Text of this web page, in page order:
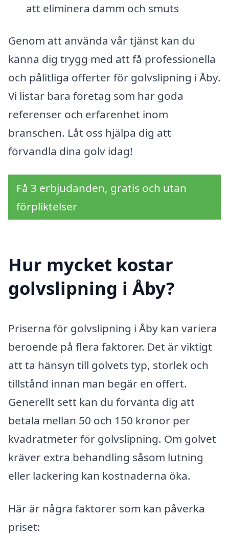
att eliminera damm och smuts
Genom att använda vår tjänst kan du
känna dig trygg med att få professionella
och pålitliga offerter för golvslipning i Åby.
Vi listar bara företag som har goda
referenser och erfarenhet inom
branschen. Låt oss hjälpa dig att
förvandla dina golv idag!
Få 3 erbjudanden, gratis och utan
förpliktelser
Hur mycket kostar
golvslipning i Åby?
Priserna för golvslipning i Åby kan variera
beroende på flera faktorer. Det är viktigt
att ta hänsyn till golvets typ, storlek och
tillstånd innan man begär en offert.
Generellt sett kan du förvänta dig att
betala mellan 50 och 150 kronor per
kvadratmeter för golvslipning. Om golvet
kräver extra behandling såsom lutning
eller lackering kan kostnaderna öka.
Här är några faktorer som kan påverka
priset: